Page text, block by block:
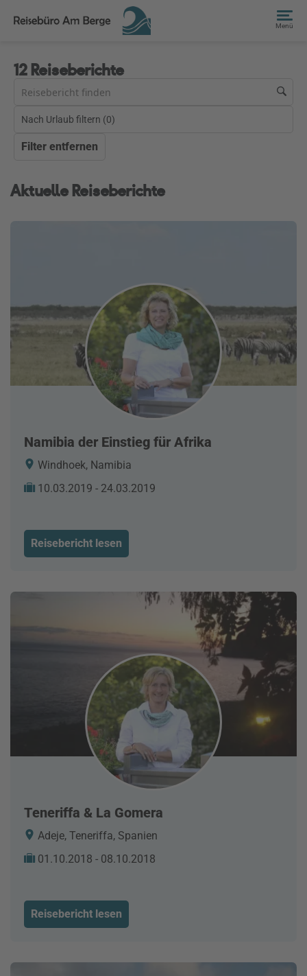
Menü
12 Reiseberichte
Nach Urlaub filtern (0)
Filter entfernen
Aktuelle Reiseberichte
Namibia der Einstieg für Afrika
Windhoek, Namibia
10.03.2019 - 24.03.2019
Reisebericht lesen
Teneriffa & La Gomera
Adeje, Teneriffa, Spanien
01.10.2018 - 08.10.2018
Reisebericht lesen